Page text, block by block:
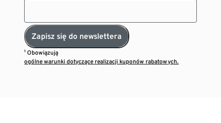
Zapisz się do newslettera
¹ Obowiązują
ogólne warunki dotyczące realizacji kuponów rabatowych.